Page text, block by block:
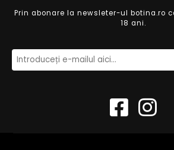
Prin abonare la newsleter-ul botina.ro
18 ani.